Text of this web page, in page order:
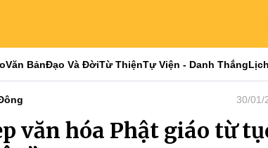
Văn BảnĐạo Và ĐờiTừ ThiệnTự Viện - Danh Thắng
30/01/
văn hóa Phật giáo từ